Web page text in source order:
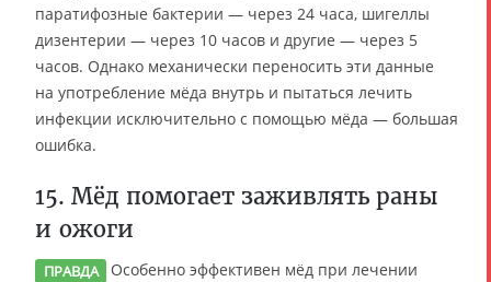
паратифозные бактерии — через 24 часа, шигеллы
дизентерии — через 10 часов и другие — через 5
часов. Однако механически переносить эти данные
на употребление мёда внутрь и пытаться лечить
инфекции исключительно с помощью мёда — большая
ошибка.
15. Мёд помогает заживлять раны
и ожоги
ПРАВДА
Особенно эффективен мёд при лечении